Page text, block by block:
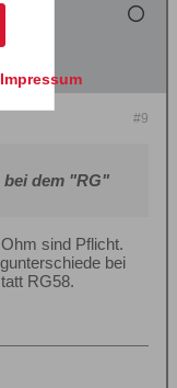
#9
bei dem "RG"
sind Pflicht.
bei
RG58.
Impressum